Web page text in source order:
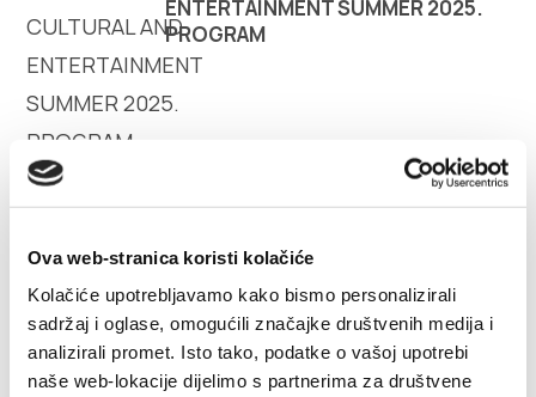
Ova web-stranica koristi kolačiće
Kolačiće upotrebljavamo kako bismo personalizirali
sadržaj i oglase, omogućili značajke društvenih medija i
analizirali promet. Isto tako, podatke o vašoj upotrebi
naše web-lokacije dijelimo s partnerima za društvene
Destination
What to do
Info
Tourist office
Safe in Dalmatia
ENTERTAINMENT SUMMER 2025.
PROGRAM